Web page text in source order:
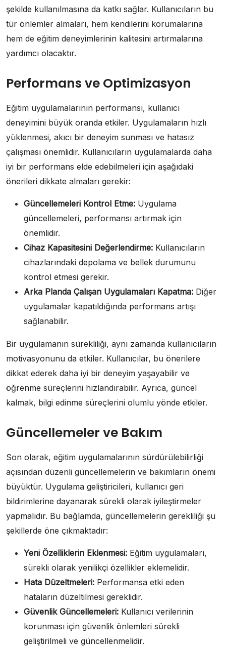
şekilde kullanılmasına da katkı sağlar. Kullanıcıların bu
tür önlemler almaları, hem kendilerini korumalarına
hem de eğitim deneyimlerinin kalitesini artırmalarına
yardımcı olacaktır.
Performans ve Optimizasyon
Eğitim uygulamalarının performansı, kullanıcı
deneyimini büyük oranda etkiler. Uygulamaların hızlı
yüklenmesi, akıcı bir deneyim sunması ve hatasız
çalışması önemlidir. Kullanıcıların uygulamalarda daha
iyi bir performans elde edebilmeleri için aşağıdaki
önerileri dikkate almaları gerekir:
Güncellemeleri Kontrol Etme: Uygulama
güncellemeleri, performansı artırmak için
önemlidir.
Cihaz Kapasitesini Değerlendirme: Kullanıcıların
cihazlarındaki depolama ve bellek durumunu
kontrol etmesi gerekir.
Arka Planda Çalışan Uygulamaları Kapatma: Diğer
uygulamalar kapatıldığında performans artışı
sağlanabilir.
Bir uygulamanın sürekliliği, aynı zamanda kullanıcıların
motivasyonunu da etkiler. Kullanıcılar, bu önerilere
dikkat ederek daha iyi bir deneyim yaşayabilir ve
öğrenme süreçlerini hızlandırabilir. Ayrıca, güncel
kalmak, bilgi edinme süreçlerini olumlu yönde etkiler.
Güncellemeler ve Bakım
Son olarak, eğitim uygulamalarının sürdürülebilirliği
açısından düzenli güncellemelerin ve bakımların önemi
büyüktür. Uygulama geliştiricileri, kullanıcı geri
bildirimlerine dayanarak sürekli olarak iyileştirmeler
yapmalıdır. Bu bağlamda, güncellemelerin gerekliliği şu
şekillerde öne çıkmaktadır:
Yeni Özelliklerin Eklenmesi: Eğitim uygulamaları,
sürekli olarak yenilikçi özellikler eklemelidir.
Hata Düzeltmeleri: Performansa etki eden
hataların düzeltilmesi gereklidir.
Güvenlik Güncellemeleri: Kullanıcı verilerinin
korunması için güvenlik önlemleri sürekli
geliştirilmeli ve güncellenmelidir.